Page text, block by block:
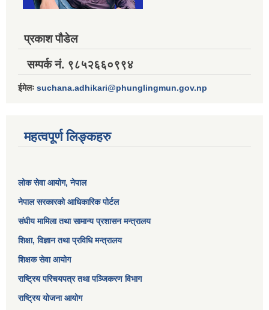
प्रकाश पौडेल
सम्पर्क नं. ९८५२६६०९९४
ईमेलः suchana.adhikari@phunglingmun.gov.np
महत्वपूर्ण लिङ्कहरु
लोक सेवा आयोग, नेपाल
नेपाल सरकारको आधिकारिक पोर्टल
संघीय मामिला तथा सामान्य प्रशासन मन्त्रालय
शिक्षा, विज्ञान तथा प्रविधि मन्त्रालय
शिक्षक सेवा आयोग
राष्ट्रिय परिचयपत्र तथा पञ्जिकरण विभाग
राष्ट्रिय योजना आयोग